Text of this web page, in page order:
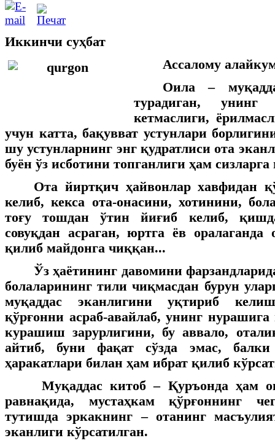
Иккинчи суҳбат
Ассалому
Оила –
турадиган,
кетмаслиги,
учун катта, бақувват устунлари
шу устунларнинг энг қудратлиси ота
буён ўз исботини топганлиги ҳам
Ота йиртқич ҳайвонлар хавфидан
келиб, кекса ота-онасини, хотинини,
тоғу тошдан ўтин йиғиб келиб,
совуқдан асраган, юртга ёв
қилиб майдонга чиққан...
Ўз ҳаётининг давомини
болаларининг тили чиқмасдан бурун
муқаддас эканлигини уқтириб
қўрғонни асраб-авайлаб, унинг
курашиш зарурлигини, бу аввало,
айтиб, буни фақат сўзда эмас, балки
ҳаракатлари билан ҳам ибрат қилиб
Муқаддас китоб – Қуръонда ҳам
равнақида, мустаҳкам қўрғоннинг
тутишда эркакнинг – отанинг
эканлиги кўрсатилган.